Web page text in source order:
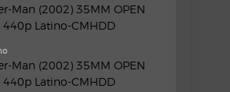
Man (2002) 35MM OPEN
Latino-CMHDD
Man (2002) 35MM OPEN
Latino-CMHDD